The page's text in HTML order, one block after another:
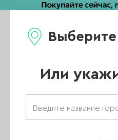
Или
Каталог
Главная/
Новости
Новый бренд THE ONE -